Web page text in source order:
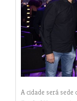
A cidade será sede